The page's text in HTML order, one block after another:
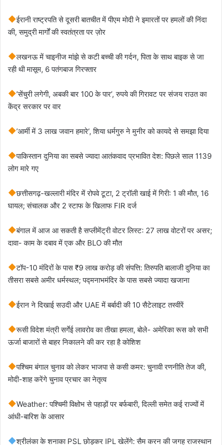
ईरानी राष्ट्रपति से दूसरी बातचीत में पीएम मोदी ने इमारतों पर हमलों की निंदा
की, समुद्री मार्गों की स्वतंत्रता पर ज़ोर
लखनऊ में चाइनीज मांझे से कटी बच्ची की गर्दन, पिता के साथ बाइक से जा
रही थी मासूम, 6 पतंगबाज गिरफ्तार
’सेंचुरी लगेगी, अबकी बार 100 के पार’, रुपये की गिरावट पर संजय राउत का
केंद्र सरकार पर वार
’आर्मी में 3 लाख जवान हमारे’, श‍िया धर्मगुरु ने मुनीर को कायदे से समझा द‍िया
पाकिस्तान दुनिया का सबसे ज्यादा आतंकवाद प्रभावित देश: पिछले साल 1139
लोग मारे गए
छत्तीसगढ़-खल्लारी मंदिर में रोपवे टूटा, 2 ट्रॉली खाई में गिरी: 1 की मौत, 16
घायल; संचालक और 2 स्टाफ के खिलाफ FIR दर्ज
बंगाल में आज आ सकती है सप्लीमेंट्री वोटर लिस्ट: 27 लाख वोटरों पर असर;
दावा- काम के दबाव में एक और BLO की मौत
टॉप-10 मंदिरों के पास ₹9 लाख करोड़ की संपत्ति: तिरुपति बालाजी दुनिया का
तीसरा सबसे अमीर धर्मस्थल; पद्मनाभमंदिर के पास सबसे ज्यादा खजाना
ईरान ने दिखाई सउदी और UAE में बर्बादी की 10 सैटेलाइट तस्‍वीरें
रूसी विदेश मंत्री सर्गेई लावरोव का तीखा हमला, बोले- अमेरिका रूस को सभी
ऊर्जा बाजारों से बाहर निकालने की कर रहा है कोशिश
पश्चिम बंगाल चुनाव को लेकर भाजपा से कसी कमर: चुनावी रणनीति तेज की,
मोदी-शाह करेंगे चुनाव प्रचार का नेतृत्व
Weather: पश्चिमी विक्षोभ से पहाड़ों पर बर्फबारी, दिल्ली समेत कई राज्यों में
आंधी-बारिश के आसार
श्रीलंका के शनाका PSL छोड़कर IPL खेलेंगे: सैम करन की जगह राजस्थान